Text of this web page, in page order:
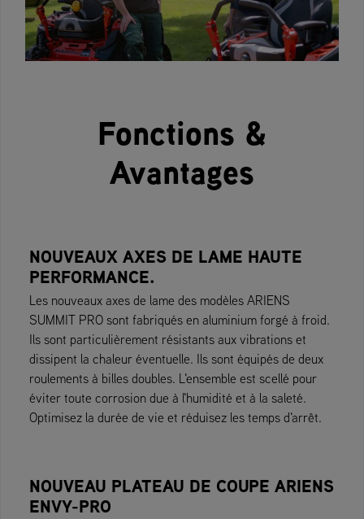
Fonctions &
Avantages
NOUVEAUX AXES DE LAME HAUTE
PERFORMANCE.
Les nouveaux axes de lame des modèles ARIENS
SUMMIT PRO sont fabriqués en aluminium forgé à froid.
Ils sont particulièrement résistants aux vibrations et
dissipent la chaleur éventuelle. Ils sont équipés de deux
roulements à billes doubles. L'ensemble est scellé pour
éviter toute corrosion due à l'humidité et à la saleté.
Optimisez la durée de vie et réduisez les temps d'arrêt.
NOUVEAU PLATEAU DE COUPE ARIENS
ENVY-PRO